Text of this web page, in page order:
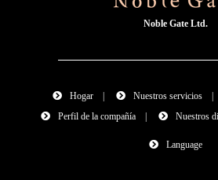
Noble Gate Ltd.
Hogar Nuestros servicios
Perfil de la compañía| Nuestros
Language